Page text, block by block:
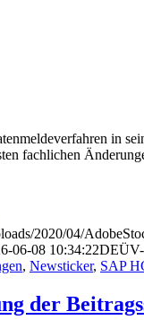
in
fachlichen
2020/04/
06-08 10:34:22DEÜV-
, Newsticker, SAP
der